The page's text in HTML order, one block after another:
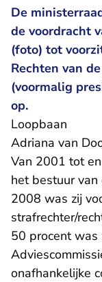
De
de voordracht
(foto) tot
Rechten van
(voormalig
op.
Loopbaan
Adriana van
Van 2001 tot
het bestuur van
2008 was zij
strafrechter/
50 procent was
onafhankelijke